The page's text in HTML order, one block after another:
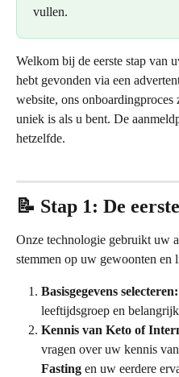
vullen.
Welkom bij de eerste stap van
hebt gevonden via een
website, ons
uniek is als u bent. De
hetzelfde.
📝 Stap 1: De
Onze technologie gebruikt uw
stemmen op uw gewoonten en
Basisgegevens selecteren:
leeftijdsgroep en
Kennis van Keto of
vragen over uw kennis
Fasting en uw eerdere